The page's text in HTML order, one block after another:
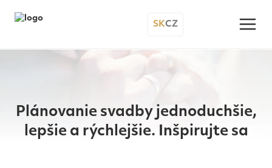
SKCZ
Plánovanie svadby jednoduchšie,
lepšie a rýchlejšie. Inšpirujte sa